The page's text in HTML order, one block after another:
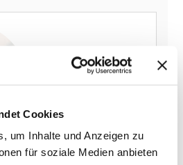
Cookies
um Inhalte und Anzeigen zu
für soziale Medien anbieten